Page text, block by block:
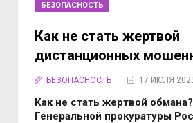
БЕЗОПАСНОСТЬ
Как не стать жертвой
дистанционных
БЕЗОПАСНОСТЬ 17 ИЮЛЯ
Как не стать жертвой
Генеральной прокуратуры